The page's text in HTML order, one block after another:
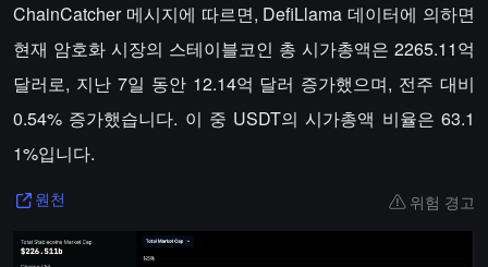
ChainCatcher 메시지에 따르면, DefiLlama 데이터에 의하면
현재 암호화 시장의 스테이블코인 총 시가총액은 2265.11억
달러로, 지난 7일 동안 12.14억 달러 증가했으며, 전주 대비
0.54% 증가했습니다. 이 중 USDT의 시가총액 비율은 63.1
1%입니다.
원천 위험 경고